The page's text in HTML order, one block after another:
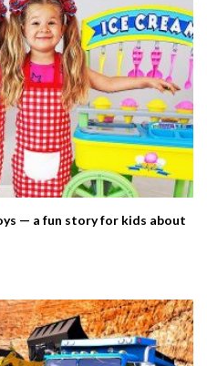
— a fun story for kids about